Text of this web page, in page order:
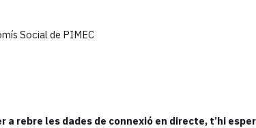
Social de PIMEC
a rebre les dades de connexió en directe, t’hi